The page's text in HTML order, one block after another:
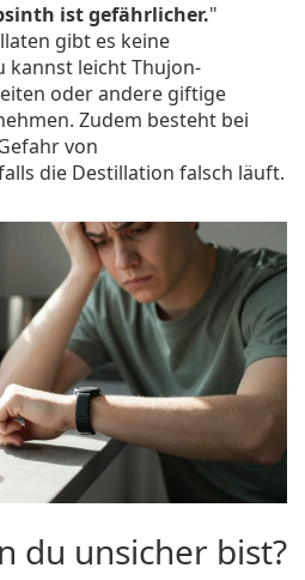
ist gefährlicher."
gibt es keine
kannst leicht Thujon-
oder andere giftige
Zudem besteht bei
von
die Destillation falsch läuft.
du unsicher bist?